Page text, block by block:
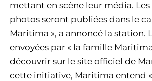
mettant en scène leur média.
photos seront publiées dans le
Maritima », a annoncé la station.
envoyées par « la famille
découvrir sur le site officiel de
cette initiative, Maritima entend